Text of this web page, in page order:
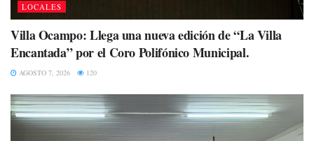
LOCALES
Villa Ocampo: Llega una nueva edición de “La Villa
Encantada” por el Coro Polifónico Municipal.
AGOSTO 7, 2026 120